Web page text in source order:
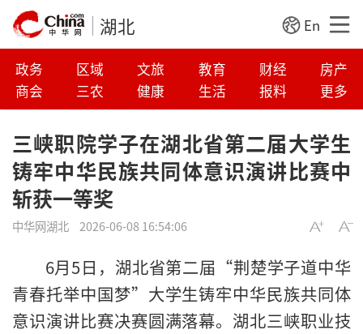
湖北 En
政务 区域 文旅 教育 财经
房产
商会
三农 健康 生活 报料 更多
三峡职院学子在湖北省第二届大学生
铸牢中华民族共同体意识演讲比赛中
斩获一等奖
中华网湖北 2026-06-08 16:54:06
6月5日，湖北省第二届“荆楚学子道中华
青春托举中国梦”大学生铸牢中华民族共同体
意识演讲比赛决赛圆满落幕。湖北三峡职业技